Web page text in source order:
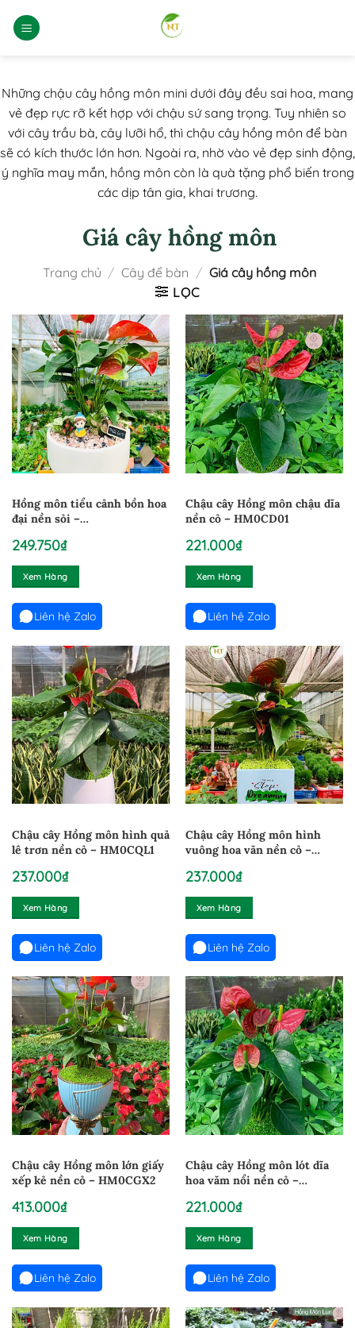
qua
Những chậu cây hồng môn mini dưới đây đều sai hoa, mang
vẻ đẹp rực rỡ kết hợp với chậu sứ sang trọng. Tuy nhiên so
với cây trầu bà, cây lưỡi hổ, thì chậu cây hồng môn để bàn
sẽ có kích thước lớn hơn. Ngoài ra, nhờ vào vẻ đẹp sinh động,
ý nghĩa may mắn, hồng môn còn là quà tặng phổ biến trong
các dịp tân gia, khai trương.
Giá cây hồng môn
Trang chủ / Cây để bàn / Giá cây hồng môn
LỌC
Hồng môn tiểu cảnh bồn hoa
đại nền sỏi –
249.750₫
Xem Hàng
Liên hệ Zalo
Chậu cây Hồng môn chậu dĩa
nền cỏ – HM0CD01
221.000₫
Xem Hàng
Liên hệ Zalo
Chậu cây Hồng môn hình quả
lê trơn nền cỏ – HM0CQL1
237.000₫
Xem Hàng
Liên hệ Zalo
Chậu cây Hồng môn hình
vuông hoa văn nền cỏ –
237.000₫
Xem Hàng
Liên hệ Zalo
Chậu cây Hồng môn lớn giấy
xếp kẻ nền cỏ – HM0CGX2
413.000₫
Xem Hàng
Liên hệ Zalo
Chậu cây Hồng môn lót dĩa
hoa văm nổi nền cỏ –
221.000₫
Xem Hàng
Liên hệ Zalo